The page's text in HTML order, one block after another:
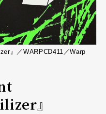
』／WARPCD411／Warp
』